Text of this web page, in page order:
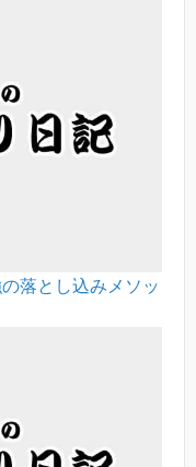
落とし込みメソッ